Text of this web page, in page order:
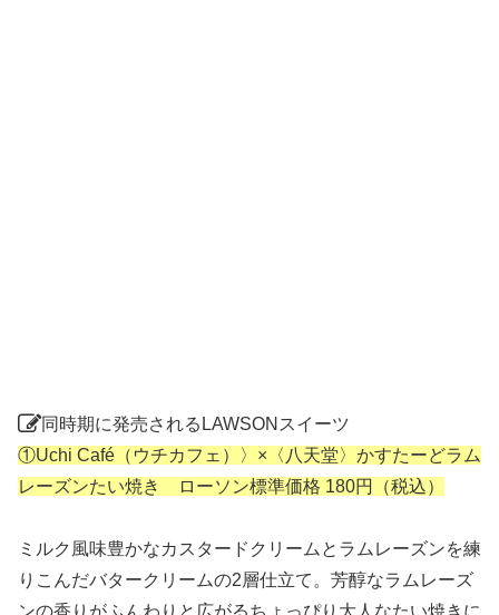
同時期に発売されるLAWSONスイーツ
①Uchi Café（ウチカフェ）〉×〈八天堂〉かすたーどラム
レーズンたい焼き ローソン標準価格 180円（税込）
ミルク風味豊かなカスタードクリームとラムレーズンを練
りこんだバタークリームの2層仕立て。芳醇なラムレーズ